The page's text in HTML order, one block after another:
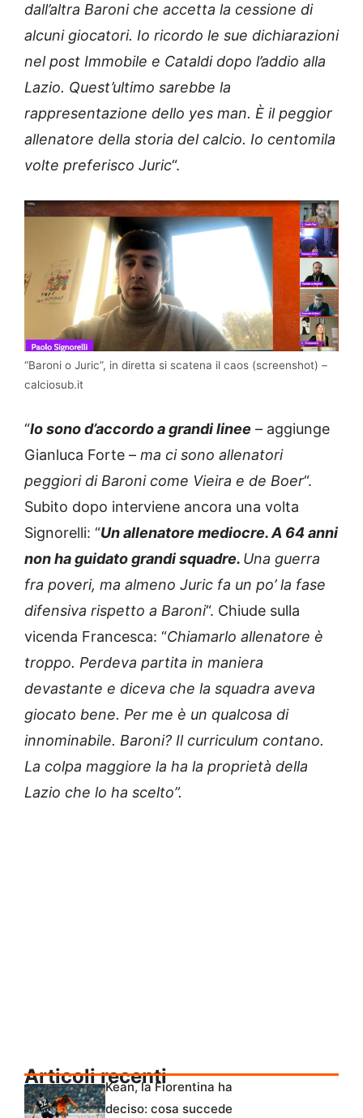
dall’altra Baroni che accetta la cessione di
alcuni giocatori. Io ricordo le sue dichiarazioni
nel post Immobile e Cataldi dopo l’addio alla
Lazio. Quest’ultimo sarebbe la
rappresentazione dello yes man. È il peggior
allenatore della storia del calcio. Io centomila
volte preferisco Juric“.
“Baroni o Juric”, in diretta si scatena il caos (screenshot) –
calciosub.it
“Io sono d’accordo a grandi linee – aggiunge
Gianluca Forte – ma ci sono allenatori
peggiori di Baroni come Vieira e de Boer“.
Subito dopo interviene ancora una volta
Signorelli: “Un allenatore mediocre. A 64 anni
non ha guidato grandi squadre. Una guerra
fra poveri, ma almeno Juric fa un po’ la fase
difensiva rispetto a Baroni“. Chiude sulla
vicenda Francesca: “Chiamarlo allenatore è
troppo. Perdeva partita in maniera
devastante e diceva che la squadra aveva
giocato bene. Per me è un qualcosa di
innominabile. Baroni? Il curriculum contano.
La colpa maggiore la ha la proprietà della
Lazio che lo ha scelto”.
Articoli recentiKean, la Fiorentina ha
deciso: cosa succede